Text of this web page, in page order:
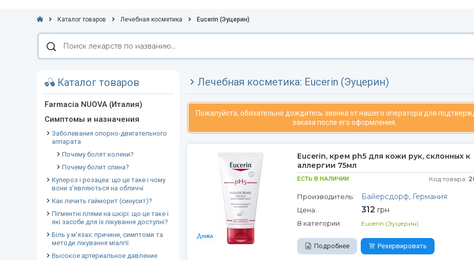
Каталог товаров Лечебная косметика Eucerin (Эуцерин)
Поиск
лекарств
по
Каталог товаров
Farmacia NUOVA (Италия)
Симптомы и назначения
Заболевания опорно-двигательного
аппарата
Почему болят колени?
Почему болит спина?
Купероз і розацеа: що це таке і чому
вони з'являються на обличчі
Как лечить гайморит (синусит)?
Пігментні плями на шкірі: що це таке і
які засоби для їх лікування доступні?
Біль у м'язах: причини, симптоми та
методи лікування міалгії
Высокое артериальное давление
Лечебная косметика: Eucerin (Эуцерин)
Пожалуйста, обязательно дождитесь звонка от нашего оператора для
заказа после его оформления.
Eucerin, крем ph5 для кожи рук, склонных к
аллергии 75мл
ЕСТЬ В НАЛИЧИИ Код товара:
Производитель: Байерсдорф, Германия
Цена: 312 грн
В категории: Eucerin (Эуцерин)
Подробнее Резервировать